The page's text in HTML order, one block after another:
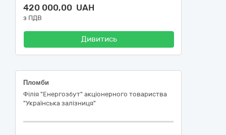
420 000,00 UAH
з ПДВ
Дивитись
Пломби
Філія "Енергозбут" акціонерного товариства
"Українська залізниця"